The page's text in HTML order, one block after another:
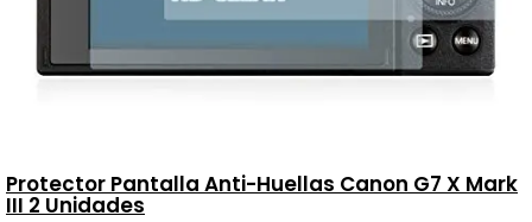
Protector Pantalla Anti-Huellas Canon G7 X Mark
III 2 Unidades